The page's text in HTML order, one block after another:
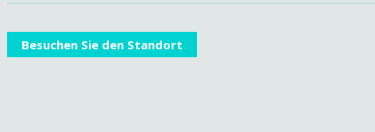
Besuchen Sie den Standort